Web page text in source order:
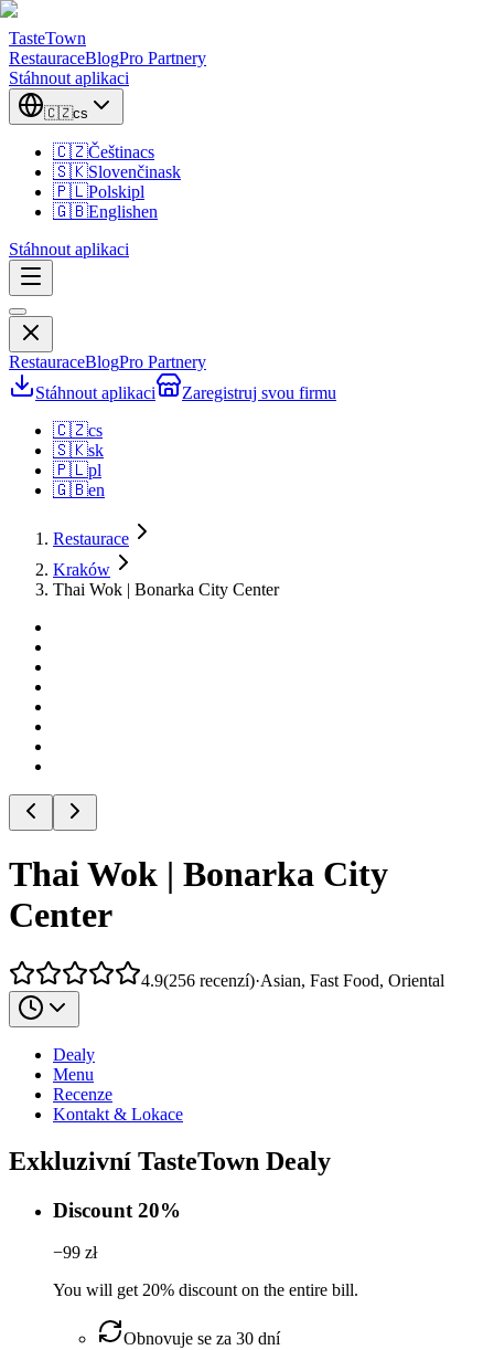
TasteTown
RestauraceBlogPro Partnery
Stáhnout aplikaci
🇨🇿cs
🇨🇿Češtinacs
🇸🇰Slovenčinask
🇵🇱Polskipl
🇬🇧Englishen
Stáhnout aplikaci
RestauraceBlogPro Partnery
Stáhnout aplikaci
Zaregistruj svou firmu
🇨🇿cs
🇸🇰sk
🇵🇱pl
🇬🇧en
Restaurace
Kraków
Thai Wok | Bonarka City Center
Thai Wok | Bonarka City
Center
4.9(256 recenzí)·Asian, Fast Food, Oriental
Dealy
Menu
Recenze
Kontakt & Lokace
Exkluzivní TasteTown Dealy
Discount 20%
−99 zł
You will get 20% discount on the entire bill.
Obnovuje se za 30 dní